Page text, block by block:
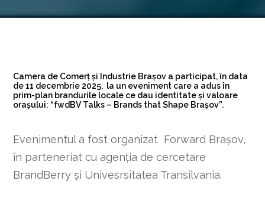
Camera de Comerț și Industrie Brașov a participat, în data
de 11 decembrie 2025, la un eveniment care a adus în
prim-plan brandurile locale ce dau identitate și valoare
orașului: “fwdBV Talks – Brands that Shape Brașov”.
Evenimentul a fost organizat Forward Brașov,
în parteneriat cu agenția de cercetare
BrandBerry și Univesrsitatea Transilvania.